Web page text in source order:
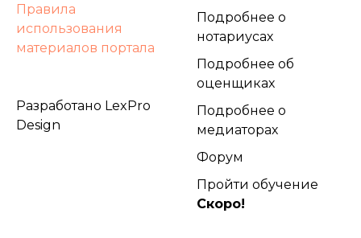
Правила
использования
материалов портала
Разработано LexPro
Design
Подробнее о
нотариусах
Подробнее об
оценщиках
Подробнее о
медиаторах
Форум
Пройти обучение
Скоро!